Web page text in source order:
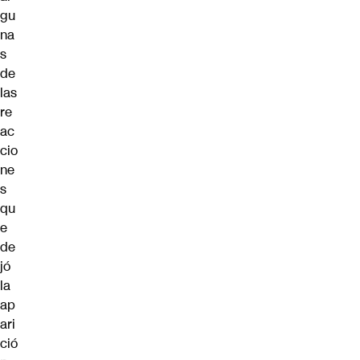
gu
na
s
de
las
re
ac
cio
ne
s
qu
e
de
jó
la
ap
ari
ció